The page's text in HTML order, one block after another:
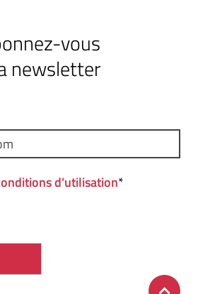
vous
newsletter
d’utilisation*